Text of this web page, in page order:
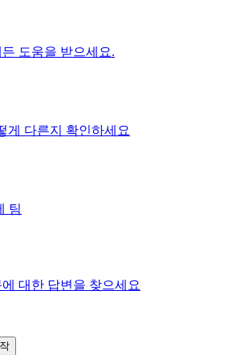
도움을 받으세요.
게 다른지 확인하세요
팀
대한 답변을 찾으세요